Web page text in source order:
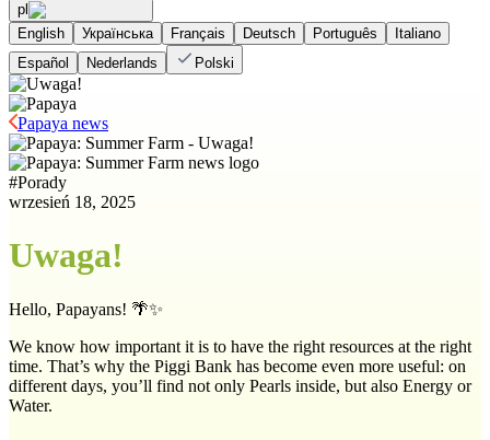
pl
English
Українська Français Deutsch Português
Italiano
Español
Nederlands Polski
Papaya news
#Porady
wrzesień 18, 2025
Uwaga!
Hello, Papayans! 🌴✨
We know how important it is to have the right resources at the right
time. That’s why the Piggi Bank has become even more useful: on
different days, you’ll find not only Pearls inside, but also Energy or
Water.